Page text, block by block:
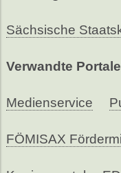
Sächsische
Verwandte Portale
Medienservice
FÖMISAX